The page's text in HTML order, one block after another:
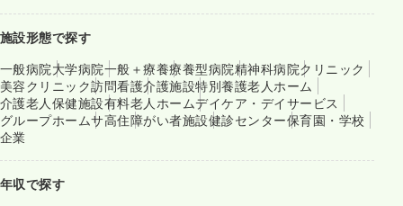
施設形態で探す
一般病院大学病院一般＋療養療養型病院精神科病院クリニック
美容クリニック訪問看護介護施設特別養護老人ホーム
介護老人保健施設有料老人ホームデイケア・デイサービス
グループホームサ高住障がい者施設健診センター保育園・学校
企業
年収で探す